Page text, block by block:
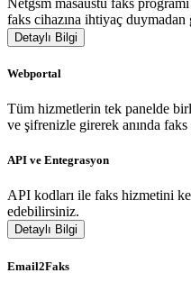
faks cihazına ihtiyaç
Detaylı Bilgi
Webportal
Tüm hizmetlerin tek panelde
ve şifrenizle girerek anında
API ve Entegrasyon
API kodları ile faks hizmetini
edebilirsiniz.
Detaylı Bilgi
Email2Faks